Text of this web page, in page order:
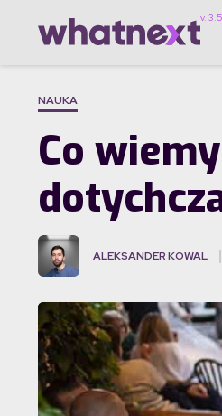
NAUKA
Co
ALEKSANDER KOWAL